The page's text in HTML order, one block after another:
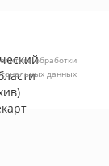
обработки
данных